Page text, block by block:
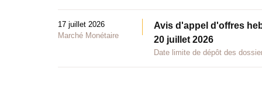
17 juillet 2026
Marché Monétaire
Avis d'appel d'offres
20 juillet 2026
Date limite de dépôt des